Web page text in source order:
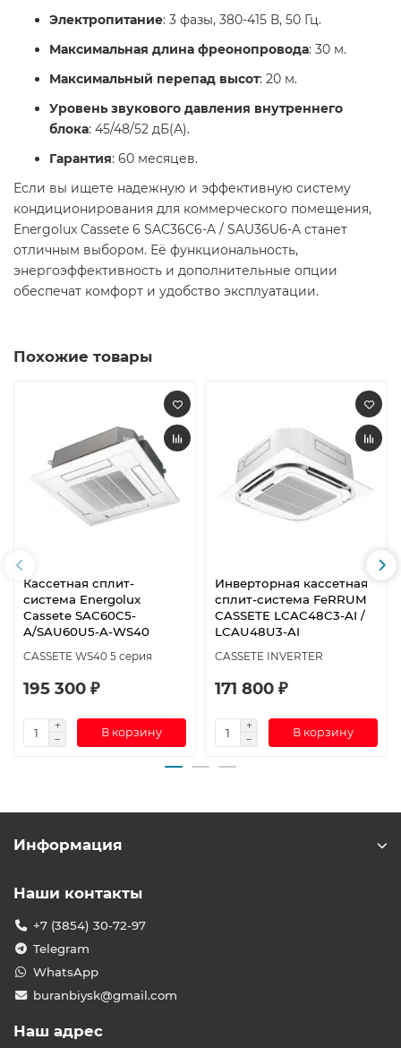
Электропитание: 3 фазы, 380-415 В, 50 Гц.
Максимальная длина фреонопровода: 30 м.
Максимальный перепад высот: 20 м.
Уровень звукового давления внутреннего
блока: 45/48/52 дБ(А).
Гарантия: 60 месяцев.
Если вы ищете надежную и эффективную систему
кондиционирования для коммерческого помещения,
Energolux Cassete 6 SAС36С6-A / SAU36U6-A станет
отличным выбором. Её функциональность,
энергоэффективность и дополнительные опции
обеспечат комфорт и удобство эксплуатации.
Похожие товары
Кассетная сплит-
система Energolux
Cassete SAC60C5-
A/SAU60U5-A-WS40
CASSETE WS40 5 серия
195 300 ₽
В корзину
Инверторная кассетная
сплит-система FeRRUM
CASSETE LCAC48C3-AI /
LCAU48U3-AI
CASSETE INVERTER
171 800 ₽
В корзину
Информация
Наши контакты
+7 (3854) 30-72-97
Telegram
WhatsApp
buranbiysk@gmail.com
Наш адрес